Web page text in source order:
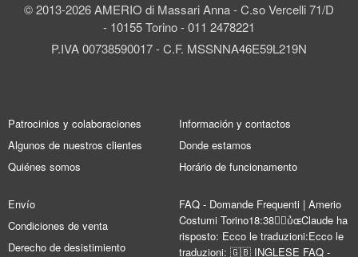
© 2013-2026 AMERIO di Massari Anna - C.so Vercelli 71/D
- 10155 Torino - 011 2478221
P.IVA 00738590017 - C.F. MSSNNA46E59L219N
Patrocinios y colaboraciones
Algunos de nuestros clientes
Quiénes somos
Información y contactos
Donde estamos
Horário de funcionamento
Envío
Condiciones de venta
Derecho de desistimiento
FAQ - Domande Frequenti | Amerio
Costumi Torino18:38Claude ha
risposto: Ecco le traduzioni:Ecco le
traduzioni: 🇬🇧 INGLESE FAQ -